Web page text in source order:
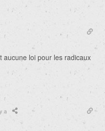
aucune loi pour les radicaux
a